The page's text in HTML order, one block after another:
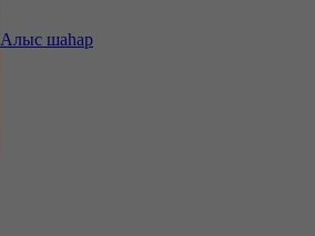
Алыс шаһар